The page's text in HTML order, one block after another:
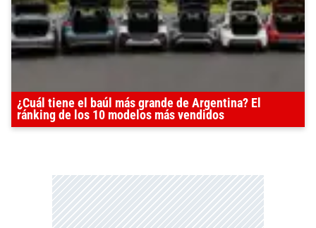
¿Cuál tiene el baúl más grande de Argentina? El
ránking de los 10 modelos más vendidos